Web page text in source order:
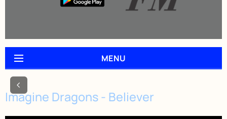
MENU
Imagine Dragons - Believer